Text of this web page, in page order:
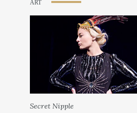
ART
Secret Nipple